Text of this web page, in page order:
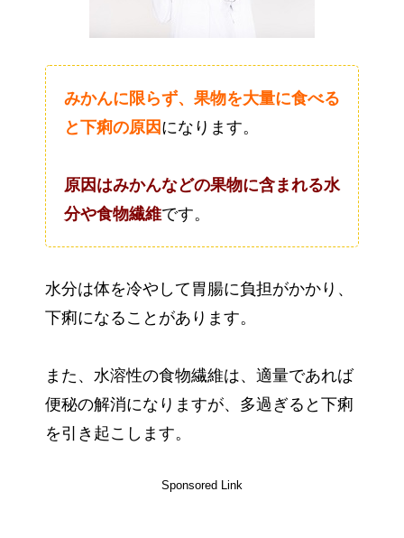
みかんに限らず、果物を大量に食べる
と下痢の原因 になります。
原因はみかんなどの果物に含まれる水
分や食物繊維です。
水分は体を冷やして胃腸に負担がかかり、
下痢になることがあります。
また、水溶性の食物繊維は、適量であれば
便秘の解消になりますが、多過ぎると下痢
を引き起こします。
Sponsored Link